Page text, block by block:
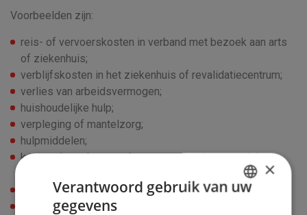
Voorbeelden zijn:
reis- of vervoerskosten in verband met bezoek aan arts
of ziekenhuis;
verblijfskosten in het ziekenhuis of revalidatiecentrum;
verlies van arbeidsvermogen;
huishoudelijke hulp;
verpleging of mantelzorg;
hulpmiddelen;
kosten door niet meer kunnen werken in en rond de
woningaanpassing;
advocaatkosten.
×
Verantwoord gebruik van uw
gegevens